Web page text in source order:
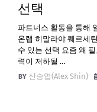
선택
파트너스 활동을 통해
온랩 히말라야 퀘르세
수 있는 선택 요즘 왜
력이 저하될 …
신승엽(Alex Shin)